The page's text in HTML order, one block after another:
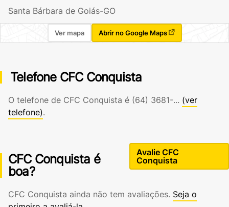
Santa Bárbara de Goiás-GO
Ver mapa Abrir no Google Maps
Telefone CFC Conquista
O telefone de CFC Conquista é (64) 3681-... (ver
telefone).
CFC Conquista é
boa?
Avalie CFC
Conquista
CFC Conquista ainda não tem avaliações. Seja o